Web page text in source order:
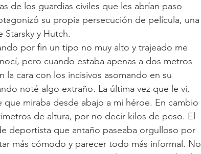
de los guardias civiles que les abrían paso
su propia persecución de película, una
Starsky y Hutch.
por fin un tipo no muy alto y trajeado me
pero cuando estaba apenas a dos metros
la cara con los incisivos asomando en su
noté algo extraño. La última vez que le vi,
miraba desde abajo a mi héroe. En cambio
de altura, por no decir kilos de peso. El
deportista que antaño paseaba orgulloso por
más cómodo y parecer todo más informal. No